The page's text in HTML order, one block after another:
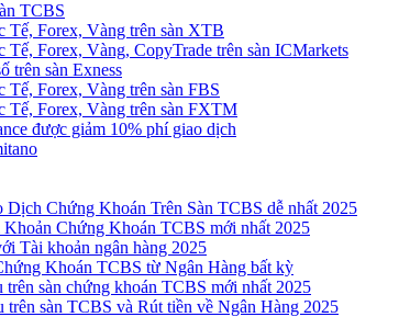
TCBS
Tế, Forex, Vàng trên sàn XTB
Forex, Vàng, CopyTrade trên sàn ICMarkets
trên sàn Exness
Forex, Vàng trên sàn FBS
Tế, Forex, Vàng trên sàn FXTM
được giảm 10% phí giao dịch
Chứng Khoán Trên Sàn TCBS dễ nhất 2025
Chứng Khoán TCBS mới nhất 2025
Tài khoản ngân hàng 2025
Khoán TCBS từ Ngân Hàng bất kỳ
sàn chứng khoán TCBS mới nhất 2025
sàn TCBS và Rút tiền về Ngân Hàng 2025